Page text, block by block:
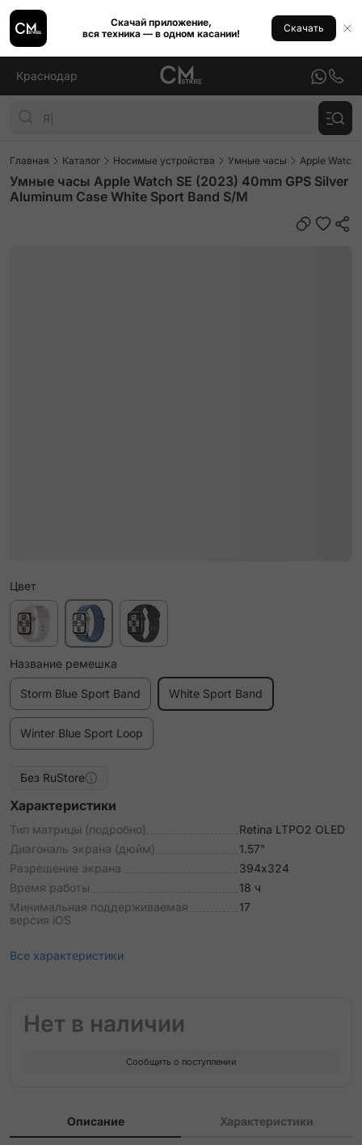
Скачай приложение,
вся техника — в одном касании!
Скачать
Краснодар
Главная Каталог Носимые устройства Умные часы Apple Watch
Умные часы Apple Watch SE (2023) 40mm GPS Silver
Aluminum Case White Sport Band S/M
Цвет
Название ремешка
Storm Blue Sport Band White Sport Band
Winter Blue Sport Loop
Без RuStore
Характеристики
Тип матрицы (подробно)
Retina LTPO2 OLED
Диагональ экрана (дюйм)
1.57"
Разрешение экрана
394х324
Время работы
18 ч
Минимальная поддерживаемая
версия iOS
17
Все характеристики
Нет в наличии
Сообщить о поступлении
Описание Характеристики